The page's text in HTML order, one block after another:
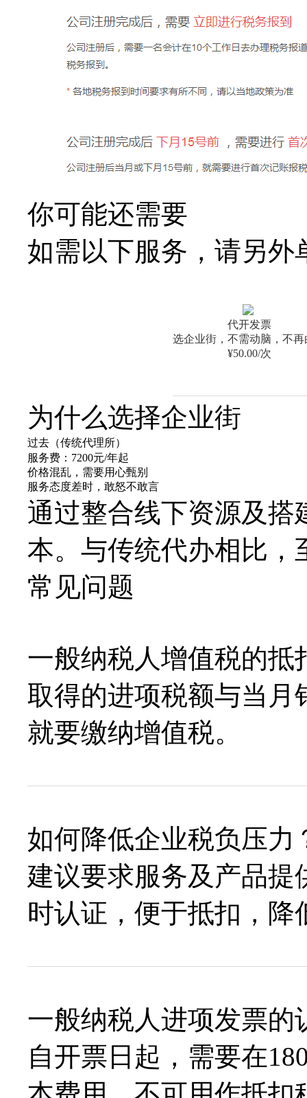
你可能还需要
如需以下服务，请另外
代开发票
选企业街，不需动脑，不再
¥50.00/次
为什么选择企业街
过去（传统代理所）
服务费：7200元/年起
价格混乱，需要用心甄别
服务态度差时，敢怒不敢言
通过整合线下资源及搭
本。 与传统代办相比，
常见问题
一般纳税人增值税的抵
取得的进项税额与当月
就要缴纳增值税。
如何降低企业税负压力
建议要求服务及产品提
时认证，便于抵扣，降
一般纳税人进项发票的
自开票日起，需要在